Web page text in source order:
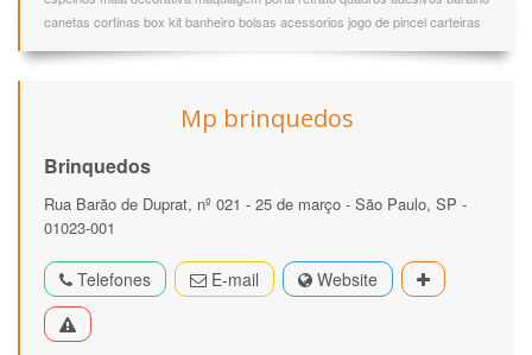
canetas cortinas box kit banheiro bolsas acessorios jogo de pincel carteiras
Mp brinquedos
Brinquedos
Rua Barão de Duprat, nº 021 - 25 de março - São Paulo, SP -
01023-001
Telefones E-mail Website